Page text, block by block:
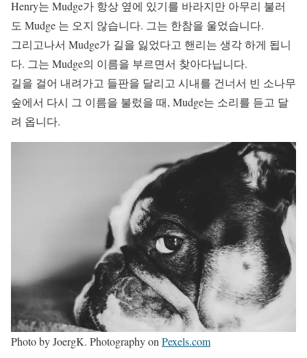
Henry는 Mudge가 항상 옆에 있기를 바라지만 아무리 불러
도 Mudge 는 오지 않습니다. 그는 한참을 울었습니다.
그리고나서 Mudge가 길을 잃었다고 핸리는 생각 하게 됩니
다. 그는 Mudge의 이름을 부르면서 찾아다닙니다.
길을 걸어 내려가고 들판을 달리고 시내를 건너서 빈 소나무
숲에서 다시 그 이름을 불렀을 때, Mudge는 소리를 듣고 달
려 옵니다.
Photo by JoergK. Photography on Pexels.com